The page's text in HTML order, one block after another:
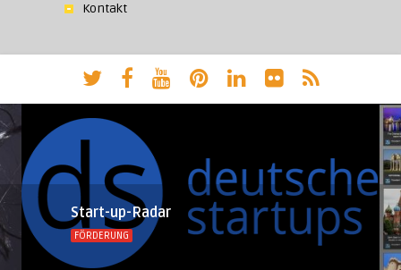
Kontakt
Start-up-Radar
FÖRDERUNG